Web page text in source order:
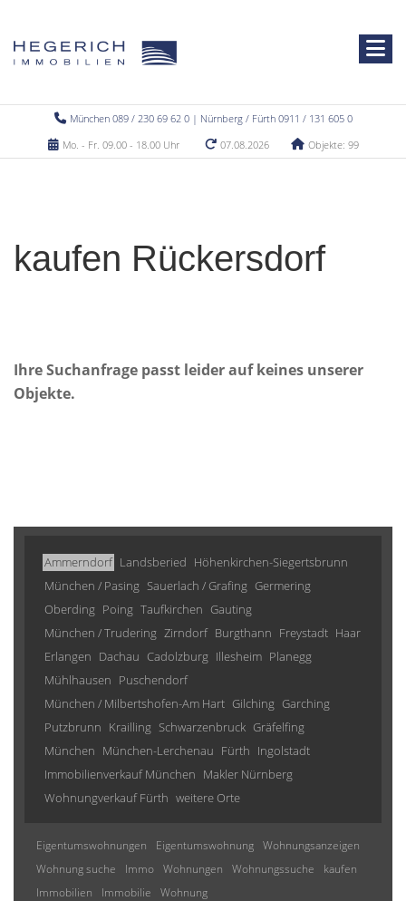
München 089 / 230 69 62 0 | Nürnberg / Fürth 0911 / 131 605 0
Mo. - Fr. 09.00 - 18.00 Uhr
07.08.2026 Objekte: 99
kaufen Rückersdorf
Ihre Suchanfrage passt leider auf keines unserer
Objekte.
Ammerndorf Landsberied Höhenkirchen-Siegertsbrunn
München / Pasing Sauerlach / Grafing Germering
Oberding Poing Taufkirchen Gauting
München / Trudering Zirndorf Burgthann Freystadt Haar
Erlangen Dachau Cadolzburg Illesheim Planegg
Mühlhausen Puschendorf
München / Milbertshofen-Am Hart Gilching Garching
Putzbrunn Krailling Schwarzenbruck Gräfelfing
München München-Lerchenau Fürth Ingolstadt
Immobilienverkauf München Makler Nürnberg
Wohnungverkauf Fürth weitere Orte
Eigentumswohnungen Eigentumswohnung Wohnungsanzeigen
Wohnung suche
Immo Wohnungen Wohnungssuche
kaufen
Immobilien
Immobilie Wohnung